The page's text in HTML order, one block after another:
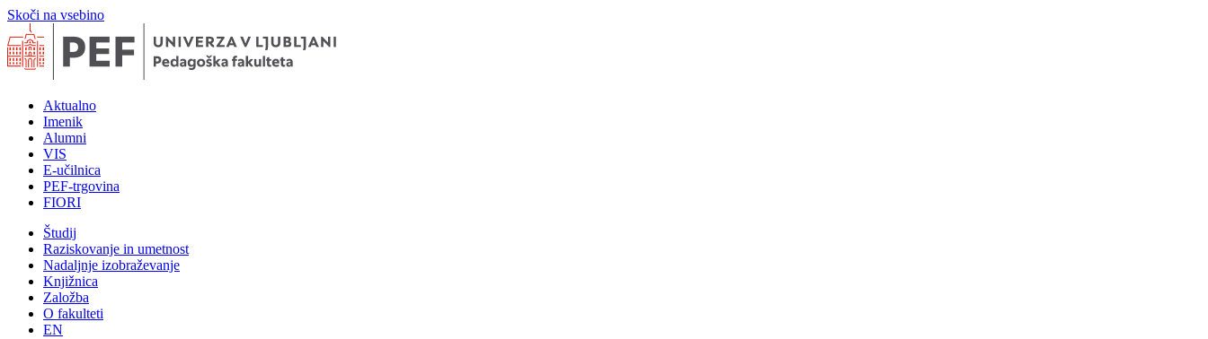
Skoči na vsebino
Aktualno
Imenik
Alumni
VIS
E-učilnica
PEF-trgovina
FIORI
Študij
Raziskovanje in umetnost
Nadaljnje izobraževanje
Knjižnica
Založba
O fakulteti
EN